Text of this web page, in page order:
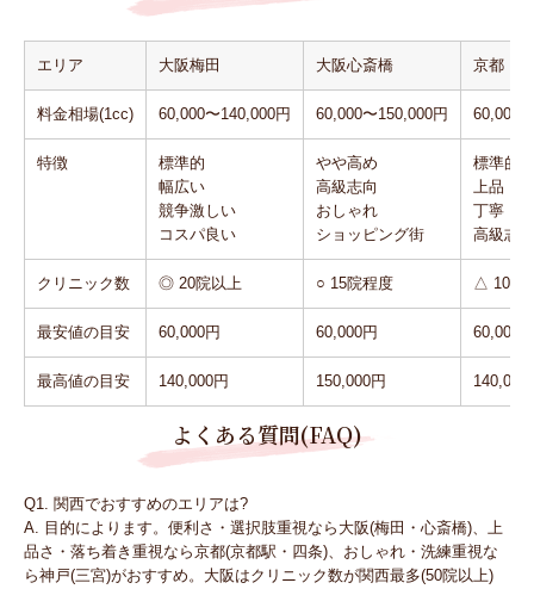
エリア 大阪梅田 大阪心斎橋 京都
料金相場(1cc) 60,000〜140,000円 60,000〜150,000円 60,000
特徴
標準的
幅広い
競争激しい
コスパ良い
やや高め
高級志向
おしゃれ
ショッピング街
標準的
上品
丁寧
高級志
クリニック数 ◎ 20院以上 ○ 15院程度 △ 10院
最安値の目安 60,000円 60,000円 60,000円
最高値の目安 140,000円 150,000円 140,000
よくある質問(FAQ)
Q1. 関西でおすすめのエリアは?
A. 目的によります。便利さ・選択肢重視なら大阪(梅田・心斎橋)、上
品さ・落ち着き重視なら京都(京都駅・四条)、おしゃれ・洗練重視な
ら神戸(三宮)がおすすめ。大阪はクリニック数が関西最多(50院以上)